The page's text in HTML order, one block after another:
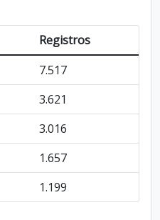
Registros
7.517
3.621
3.016
1.657
1.199